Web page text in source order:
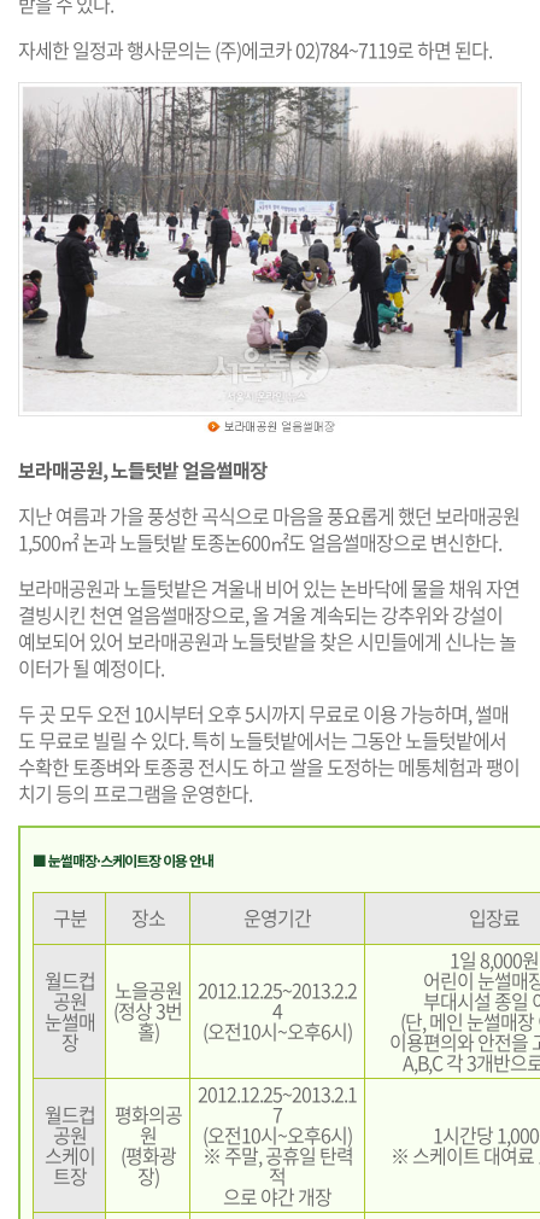
자세한 일정과 행사문의는 (주)에코카 02)784~7119로 하면 된다.
보라매공원, 노들텃밭 얼음썰매장
지난 여름과 가을 풍성한 곡식으로 마음을 풍요롭게 했던 보라매공원
1,500㎡ 논과 노들텃밭 토종논600㎡도 얼음썰매장으로 변신한다.
보라매공원과 노들텃밭은 겨울내 비어 있는 논바닥에 물을 채워 자연
결빙시킨 천연 얼음썰매장으로, 올 겨울 계속되는 강추위와 강설이
예보되어 있어 보라매공원과 노들텃밭을 찾은 시민들에게 신나는 놀
이터가 될 예정이다.
두 곳 모두 오전 10시부터 오후 5시까지 무료로 이용 가능하며, 썰매
도 무료로 빌릴 수 있다. 특히 노들텃밭에서는 그동안 노들텃밭에서
수확한 토종벼와 토종콩 전시도 하고 쌀을 도정하는 메통체험과 팽이
치기 등의 프로그램을 운영한다.
■ 눈썰매장·스케이트장 이용 안내
구분 장소 운영기간 입장료
월드컵
공원
눈썰매
장
노을공원
(정상 3번
홀)
2012.12.25~2013.2.2
4
(오전10시~오후6시)
1일 8,000원
어린이 눈썰매
부대시설 종일
(단, 메인 눈썰매
이용편의와 안전을
A,B,C 각 3개반으
월드컵
공원
스케이
트장
평화의공
원
(평화광
장)
2012.12.25~2013.2.1
7
(오전10시~오후6시)
※ 주말, 공휴일 탄력
적
으로 야간 개장
1시간당
※ 스케이트 대여료